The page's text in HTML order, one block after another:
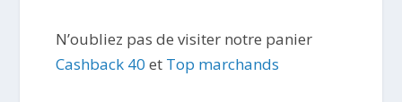
N’oubliez pas de visiter notre panier
Cashback 40 et Top marchands